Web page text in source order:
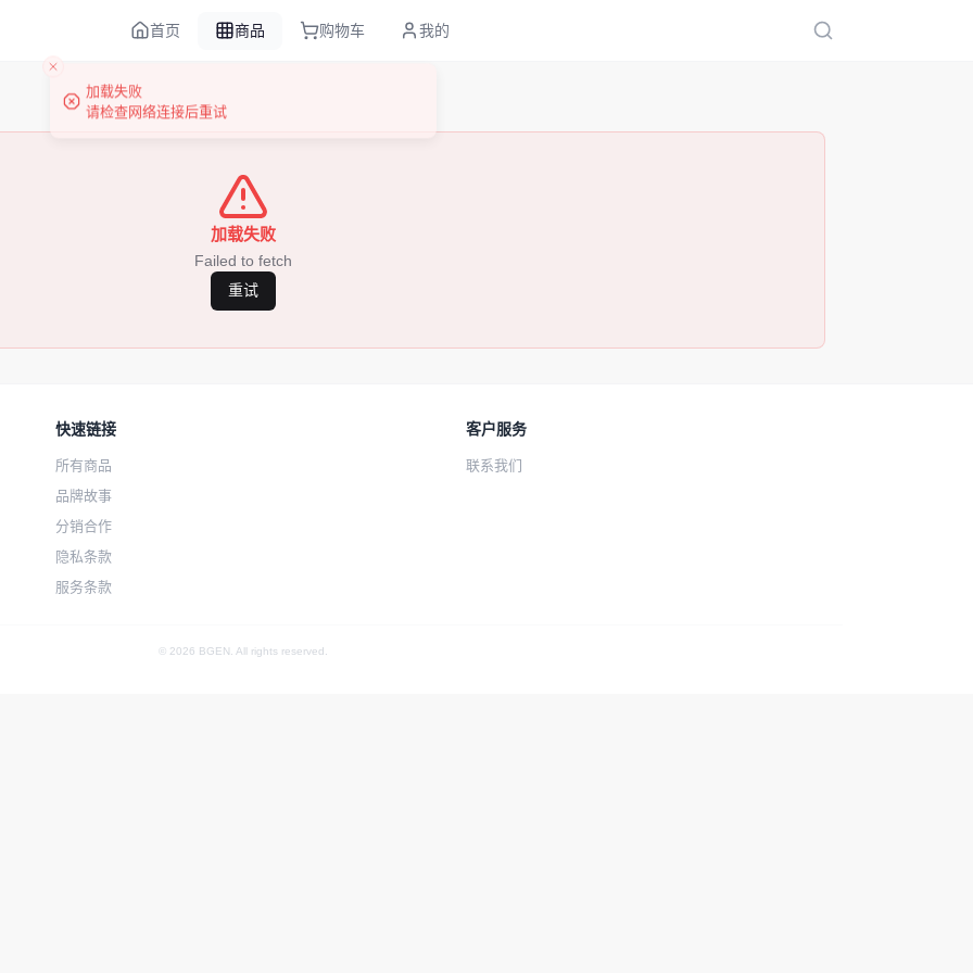
首页 商品 购物车 我的
加载失败
Failed to fetch
重试
快速链接
所有商品
品牌故事
分销合作
隐私条款
服务条款
客户服务
联系我们
© 2026 BGEN. All rights reserved.